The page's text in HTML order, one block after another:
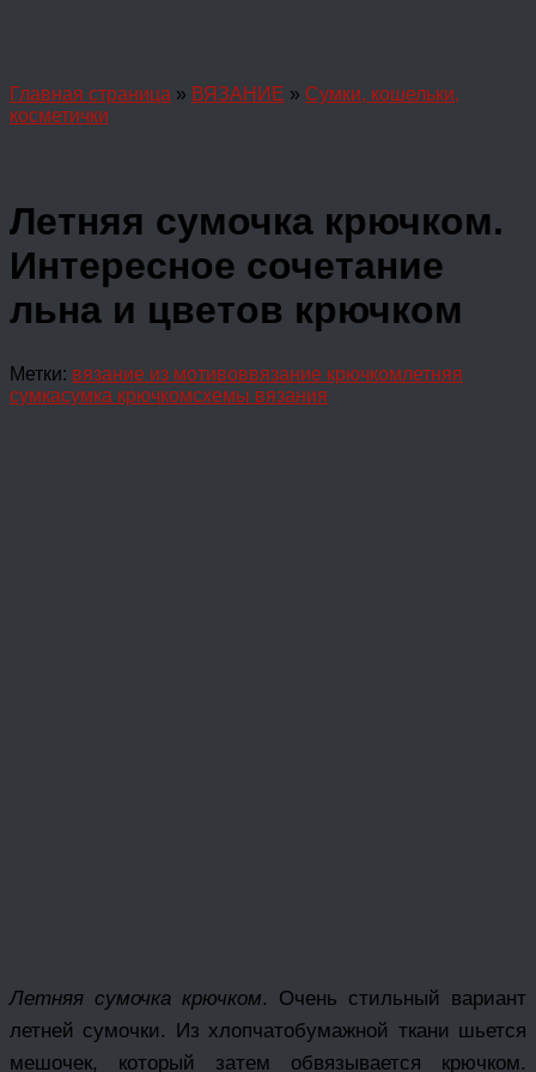
Главная страница » ВЯЗАНИЕ » Сумки, кошельки,
косметички
Летняя сумочка крючком.
Интересное сочетание
льна и цветов крючком
Метки: вязание из мотивоввязание крючкомлетняя
сумкасумка крючкомсхемы вязания
Летняя сумочка крючком. Очень стильный вариант
летней сумочки. Из хлопчатобумажной ткани шьется
мешочек, который затем обвязывается крючком.